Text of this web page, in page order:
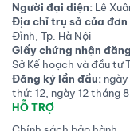
Người đại diện: Lê
Địa chỉ trụ sở của đơn
Đình, Tp. Hà Nội
Giấy chứng nhận
Sở Kế hoạch và đầu tư
Đăng ký lần đầu:
thứ: 12, ngày 12 tháng
HỖ TRỢ